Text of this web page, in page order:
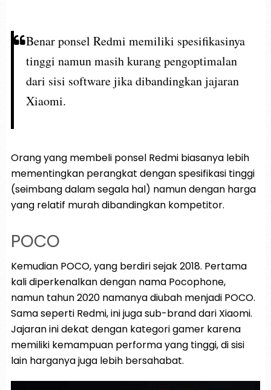
Benar ponsel Redmi memiliki spesifikasinya
tinggi namun masih kurang pengoptimalan
dari sisi software jika dibandingkan jajaran
Xiaomi.
Orang yang membeli ponsel Redmi biasanya lebih
mementingkan perangkat dengan spesifikasi tinggi
(seimbang dalam segala hal) namun dengan harga
yang relatif murah dibandingkan kompetitor.
POCO
Kemudian POCO, yang berdiri sejak 2018. Pertama
kali diperkenalkan dengan nama Pocophone,
namun tahun 2020 namanya diubah menjadi POCO.
Sama seperti Redmi, ini juga sub-brand dari Xiaomi.
Jajaran ini dekat dengan kategori gamer karena
memiliki kemampuan performa yang tinggi, di sisi
lain harganya juga lebih bersahabat.